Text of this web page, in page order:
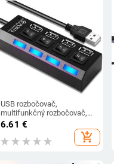
USB rozbočovač,
multifunkčný rozbočovač,
rozbočovač pre notebook,
viacúčelový rozbočovač pre
U disky
6.61 €
add_shopping_cart